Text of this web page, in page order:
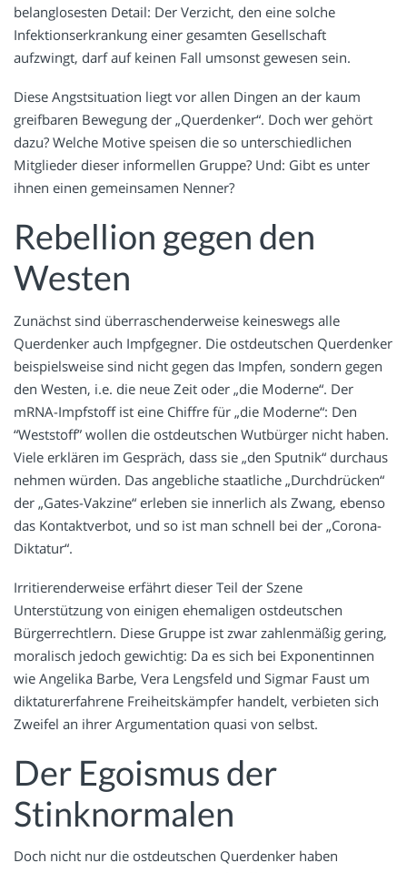
belanglosesten Detail: Der Verzicht, den eine solche
Infektionserkrankung einer gesamten Gesellschaft
aufzwingt, darf auf keinen Fall umsonst gewesen sein.
Diese Angstsituation liegt vor allen Dingen an der kaum
greifbaren Bewegung der „Querdenker“. Doch wer gehört
dazu? Welche Motive speisen die so unterschiedlichen
Mitglieder dieser informellen Gruppe? Und: Gibt es unter
ihnen einen gemeinsamen Nenner?
Rebellion gegen den
Westen
Zunächst sind überraschenderweise keineswegs alle
Querdenker auch Impfgegner. Die ostdeutschen Querdenker
beispielsweise sind nicht gegen das Impfen, sondern gegen
den Westen, i.e. die neue Zeit oder „die Moderne“. Der
mRNA-Impfstoff ist eine Chiffre für „die Moderne“: Den
“Weststoff” wollen die ostdeutschen Wutbürger nicht haben.
Viele erklären im Gespräch, dass sie „den Sputnik“ durchaus
nehmen würden. Das angebliche staatliche „Durchdrücken“
der „Gates-Vakzine“ erleben sie innerlich als Zwang, ebenso
das Kontaktverbot, und so ist man schnell bei der „Corona-
Diktatur“.
Irritierenderweise erfährt dieser Teil der Szene
Unterstützung von einigen ehemaligen ostdeutschen
Bürgerrechtlern. Diese Gruppe ist zwar zahlenmäßig gering,
moralisch jedoch gewichtig: Da es sich bei Exponentinnen
wie Angelika Barbe, Vera Lengsfeld und Sigmar Faust um
diktaturerfahrene Freiheitskämpfer handelt, verbieten sich
Zweifel an ihrer Argumentation quasi von selbst.
Der Egoismus der
Stinknormalen
Doch nicht nur die ostdeutschen Querdenker haben